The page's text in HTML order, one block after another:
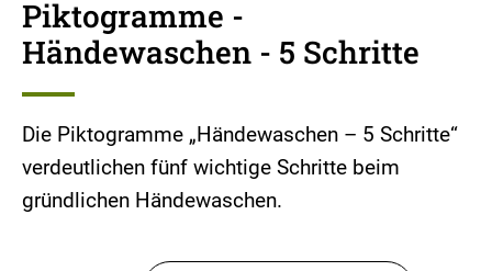
Piktogramme -
Händewaschen - 5 Schritte
Die Piktogramme „Händewaschen – 5 Schritte“
verdeutlichen fünf wichtige Schritte beim
gründlichen Händewaschen.